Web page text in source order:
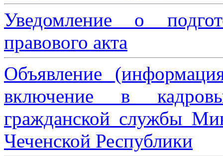
Уведомление о
правового акта
Объявление
включение в
гражданской службы
Чеченской Республики